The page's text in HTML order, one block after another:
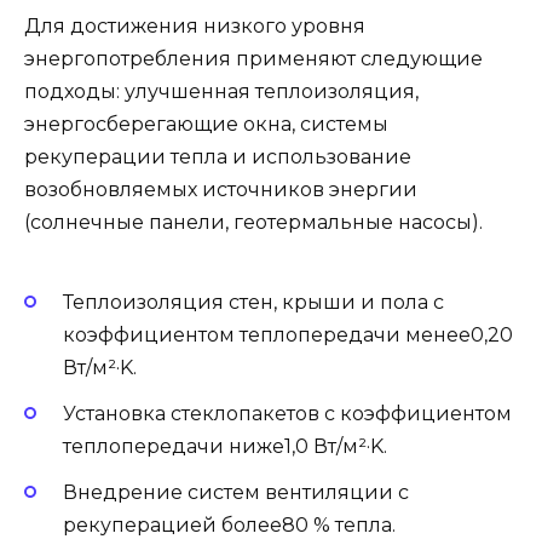
Для достижения низкого уровня
энергопотребления применяют следующие
подходы: улучшенная теплоизоляция,
энергосберегающие окна, системы
рекуперации тепла и использование
возобновляемых источников энергии
(солнечные панели, геотермальные насосы).
Теплоизоляция стен, крыши и пола с
коэффициентом теплопередачи менее0,20
Вт/м²·K.
Установка стеклопакетов с коэффициентом
теплопередачи ниже1,0 Вт/м²·K.
Внедрение систем вентиляции с
рекуперацией более80 % тепла.